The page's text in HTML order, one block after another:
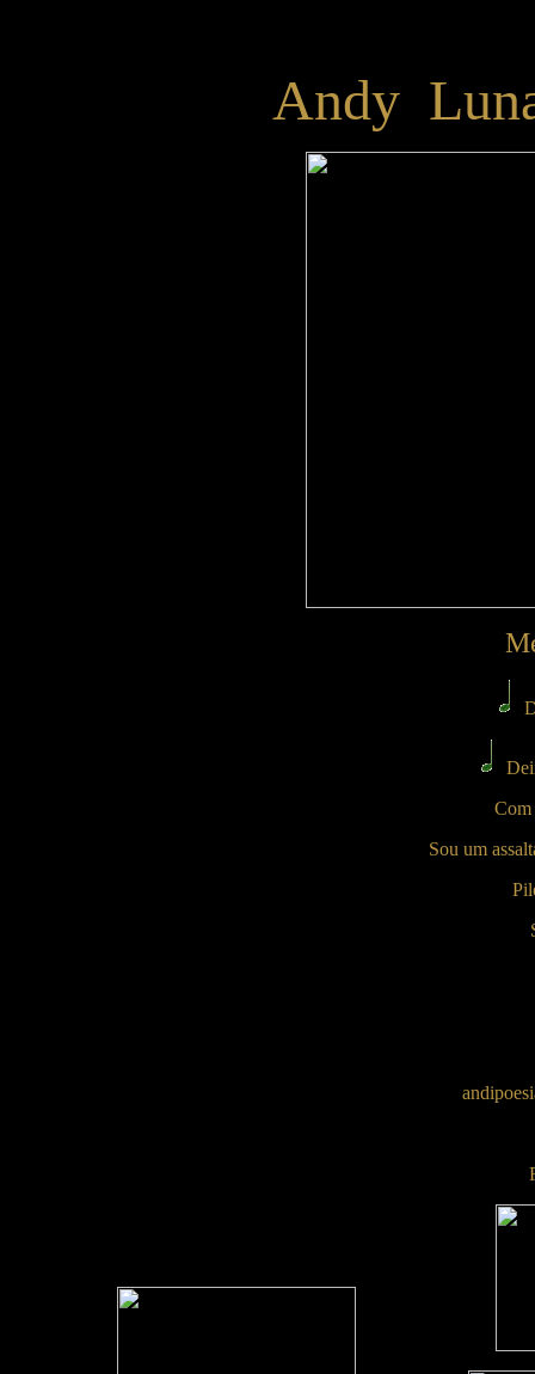
Andy
Com
Sou um